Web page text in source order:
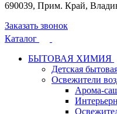
690039, Прим. Край,
Заказать звонок
Каталог
БЫТОВАЯ ХИМИЯ
Детская
Освежители
Арома-